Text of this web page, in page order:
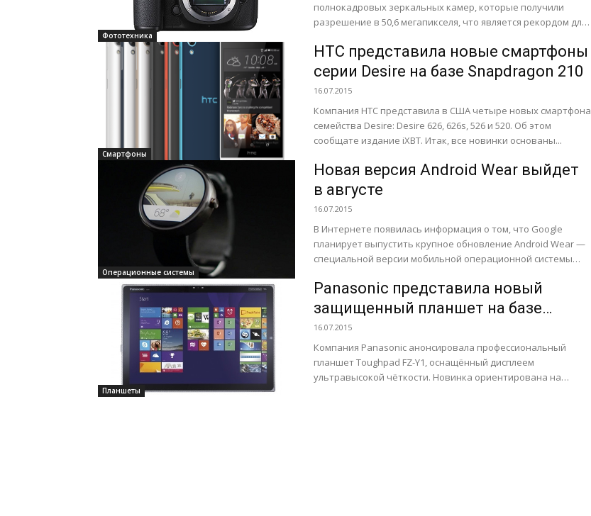
Фототехника
полнокадровых зеркальных камер, которые получили
разрешение в 50,6 мегапикселя, что является рекордом для
Смартфоны
HTC представила новые смартфоны
серии Desire на базе Snapdragon 210
16.07.2015
Компания HTC представила в США четыре новых смартфона
семейства Desire: Desire 626, 626s, 526 и 520. Об этом
сообщате издание iXBT. Итак, все новинки основаны...
Операционные системы
Новая версия Android Wear выйдет
в августе
16.07.2015
В Интернете появилась информация о том, что Google
планирует выпустить крупное обновление Android Wear —
специальной версии мобильной операционной системы
Планшеты
Panasonic представила новый
защищенный планшет на базе
Windows 8.1
16.07.2015
Компания Panasonic анонсировала профессиональный
планшет Toughpad FZ-Y1, оснащённый дисплеем
ультравысокой чёткости. Новинка ориентирована на